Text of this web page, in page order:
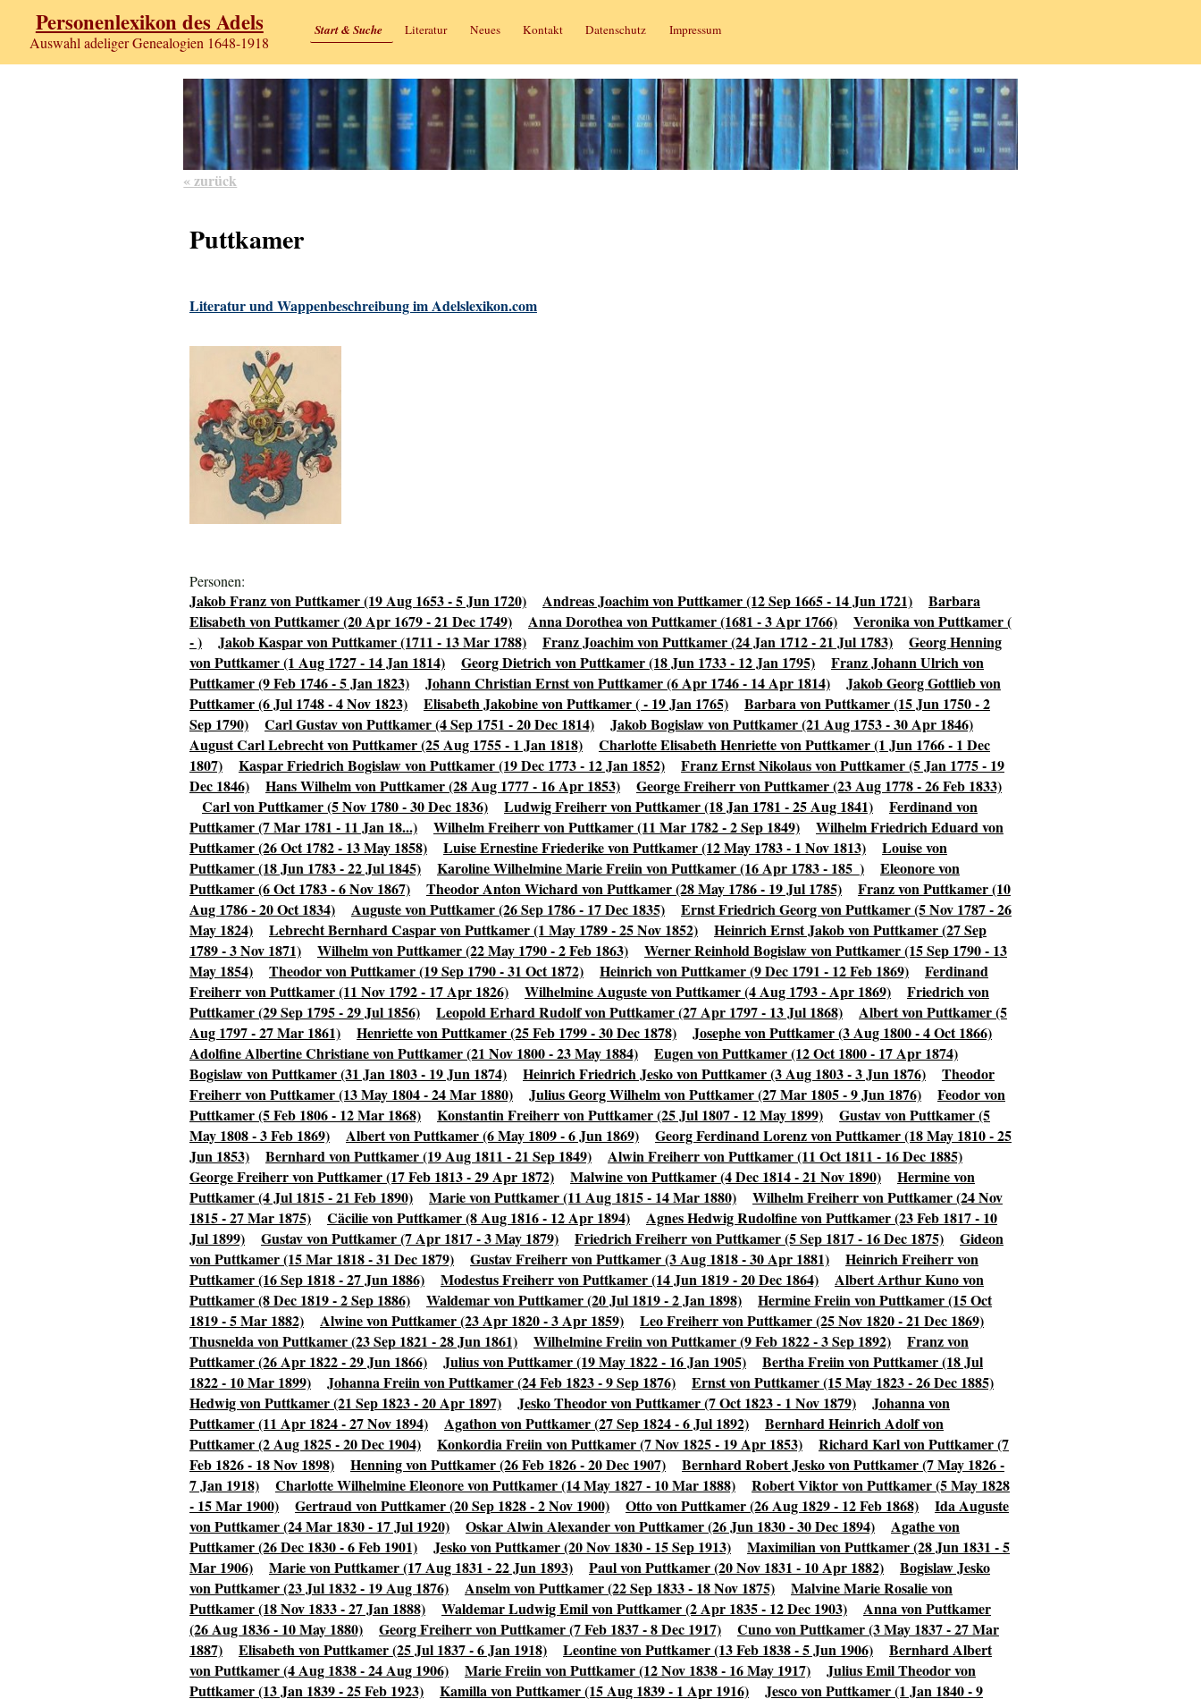
Personenlexikon des Adels
Auswahl adeliger Genealogien 1648-1918
Start & Suche Literatur Neues Kontakt Datenschutz Impressum
« zurück
Puttkamer
Literatur und Wappenbeschreibung im Adelslexikon.com
Personen:
Jakob Franz von Puttkamer (19 Aug 1653 - 5 Jun 1720) Andreas Joachim von Puttkamer (12 Sep 1665 - 14 Jun 1721)
Barbara
Elisabeth von Puttkamer (20 Apr 1679 - 21 Dec 1749)
Anna Dorothea von Puttkamer (1681 - 3 Apr 1766)
Veronika von Puttkamer (
- )
Jakob Kaspar von Puttkamer (1711 - 13 Mar 1788) Franz Joachim von Puttkamer (24 Jan 1712 - 21 Jul 1783)
Georg Henning
von Puttkamer (1 Aug 1727 - 14 Jan 1814)
Georg Dietrich von Puttkamer (18 Jun 1733 - 12 Jan 1795)
Franz Johann Ulrich von
Puttkamer (9 Feb 1746 - 5 Jan 1823)
Johann Christian Ernst von Puttkamer (6 Apr 1746 - 14 Apr 1814)
Jakob Georg Gottlieb von
Puttkamer (6 Jul 1748 - 4 Nov 1823)
Elisabeth Jakobine von Puttkamer ( - 19 Jan 1765)
Barbara von Puttkamer (15 Jun 1750 - 2
Sep 1790)
Carl Gustav von Puttkamer (4 Sep 1751 - 20 Dec 1814)
Jakob Bogislaw von Puttkamer (21 Aug 1753 - 30 Apr 1846)
August Carl Lebrecht von Puttkamer (25 Aug 1755 - 1 Jan 1818)
Charlotte Elisabeth Henriette von Puttkamer (1 Jun 1766 - 1 Dec
1807)
Kaspar Friedrich Bogislaw von Puttkamer (19 Dec 1773 - 12 Jan 1852)
Franz Ernst Nikolaus von Puttkamer (5 Jan 1775 - 19
Dec 1846)
Hans Wilhelm von Puttkamer (28 Aug 1777 - 16 Apr 1853)
George Freiherr von Puttkamer (23 Aug 1778 - 26 Feb 1833)
Carl von Puttkamer (5 Nov 1780 - 30 Dec 1836)
Ludwig Freiherr von Puttkamer (18 Jan 1781 - 25 Aug 1841)
Ferdinand von
Puttkamer (7 Mar 1781 - 11 Jan 18...)
Wilhelm Freiherr von Puttkamer (11 Mar 1782 - 2 Sep 1849)
Wilhelm Friedrich Eduard von
Puttkamer (26 Oct 1782 - 13 May 1858)
Luise Ernestine Friederike von Puttkamer (12 May 1783 - 1 Nov 1813)
Louise von
Puttkamer (18 Jun 1783 - 22 Jul 1845)
Karoline Wilhelmine Marie Freiin von Puttkamer (16 Apr 1783 - 185_)
Eleonore von
Puttkamer (6 Oct 1783 - 6 Nov 1867)
Theodor Anton Wichard von Puttkamer (28 May 1786 - 19 Jul 1785)
Franz von Puttkamer (10
Aug 1786 - 20 Oct 1834)
Auguste von Puttkamer (26 Sep 1786 - 17 Dec 1835)
Ernst Friedrich Georg von Puttkamer (5 Nov 1787 - 26
May 1824)
Lebrecht Bernhard Caspar von Puttkamer (1 May 1789 - 25 Nov 1852)
Heinrich Ernst Jakob von Puttkamer (27 Sep
1789 - 3 Nov 1871)
Wilhelm von Puttkamer (22 May 1790 - 2 Feb 1863)
Werner Reinhold Bogislaw von Puttkamer (15 Sep 1790 - 13
May 1854)
Theodor von Puttkamer (19 Sep 1790 - 31 Oct 1872) Heinrich von Puttkamer (9 Dec 1791 - 12 Feb 1869)
Ferdinand
Freiherr von Puttkamer (11 Nov 1792 - 17 Apr 1826)
Wilhelmine Auguste von Puttkamer (4 Aug 1793 - Apr 1869)
Friedrich von
Puttkamer (29 Sep 1795 - 29 Jul 1856)
Leopold Erhard Rudolf von Puttkamer (27 Apr 1797 - 13 Jul 1868)
Albert von Puttkamer (5
Aug 1797 - 27 Mar 1861)
Henriette von Puttkamer (25 Feb 1799 - 30 Dec 1878)
Josephe von Puttkamer (3 Aug 1800 - 4 Oct 1866)
Adolfine Albertine Christiane von Puttkamer (21 Nov 1800 - 23 May 1884)
Eugen von Puttkamer (12 Oct 1800 - 17 Apr 1874)
Bogislaw von Puttkamer (31 Jan 1803 - 19 Jun 1874)
Heinrich Friedrich Jesko von Puttkamer (3 Aug 1803 - 3 Jun 1876)
Theodor
Freiherr von Puttkamer (13 May 1804 - 24 Mar 1880)
Julius Georg Wilhelm von Puttkamer (27 Mar 1805 - 9 Jun 1876)
Feodor von
Puttkamer (5 Feb 1806 - 12 Mar 1868)
Konstantin Freiherr von Puttkamer (25 Jul 1807 - 12 May 1899)
Gustav von Puttkamer (5
May 1808 - 3 Feb 1869)
Albert von Puttkamer (6 May 1809 - 6 Jun 1869)
Georg Ferdinand Lorenz von Puttkamer (18 May 1810 - 25
Jun 1853)
Bernhard von Puttkamer (19 Aug 1811 - 21 Sep 1849)
Alwin Freiherr von Puttkamer (11 Oct 1811 - 16 Dec 1885)
George Freiherr von Puttkamer (17 Feb 1813 - 29 Apr 1872)
Malwine von Puttkamer (4 Dec 1814 - 21 Nov 1890)
Hermine von
Puttkamer (4 Jul 1815 - 21 Feb 1890)
Marie von Puttkamer (11 Aug 1815 - 14 Mar 1880)
Wilhelm Freiherr von Puttkamer (24 Nov
1815 - 27 Mar 1875)
Cäcilie von Puttkamer (8 Aug 1816 - 12 Apr 1894)
Agnes Hedwig Rudolfine von Puttkamer (23 Feb 1817 - 10
Jul 1899)
Gustav von Puttkamer (7 Apr 1817 - 3 May 1879) Friedrich Freiherr von Puttkamer (5 Sep 1817 - 16 Dec 1875)
Gideon
von Puttkamer (15 Mar 1818 - 31 Dec 1879)
Gustav Freiherr von Puttkamer (3 Aug 1818 - 30 Apr 1881)
Heinrich Freiherr von
Puttkamer (16 Sep 1818 - 27 Jun 1886)
Modestus Freiherr von Puttkamer (14 Jun 1819 - 20 Dec 1864)
Albert Arthur Kuno von
Puttkamer (8 Dec 1819 - 2 Sep 1886)
Waldemar von Puttkamer (20 Jul 1819 - 2 Jan 1898)
Hermine Freiin von Puttkamer (15 Oct
1819 - 5 Mar 1882)
Alwine von Puttkamer (23 Apr 1820 - 3 Apr 1859)
Leo Freiherr von Puttkamer (25 Nov 1820 - 21 Dec 1869)
Thusnelda von Puttkamer (23 Sep 1821 - 28 Jun 1861)
Wilhelmine Freiin von Puttkamer (9 Feb 1822 - 3 Sep 1892)
Franz von
Puttkamer (26 Apr 1822 - 29 Jun 1866)
Julius von Puttkamer (19 May 1822 - 16 Jan 1905)
Bertha Freiin von Puttkamer (18 Jul
1822 - 10 Mar 1899)
Johanna Freiin von Puttkamer (24 Feb 1823 - 9 Sep 1876)
Ernst von Puttkamer (15 May 1823 - 26 Dec 1885)
Hedwig von Puttkamer (21 Sep 1823 - 20 Apr 1897)
Jesko Theodor von Puttkamer (7 Oct 1823 - 1 Nov 1879)
Johanna von
Puttkamer (11 Apr 1824 - 27 Nov 1894)
Agathon von Puttkamer (27 Sep 1824 - 6 Jul 1892)
Bernhard Heinrich Adolf von
Puttkamer (2 Aug 1825 - 20 Dec 1904)
Konkordia Freiin von Puttkamer (7 Nov 1825 - 19 Apr 1853)
Richard Karl von Puttkamer (7
Feb 1826 - 18 Nov 1898)
Henning von Puttkamer (26 Feb 1826 - 20 Dec 1907)
Bernhard Robert Jesko von Puttkamer (7 May 1826 -
7 Jan 1918)
Charlotte Wilhelmine Eleonore von Puttkamer (14 May 1827 - 10 Mar 1888)
Robert Viktor von Puttkamer (5 May 1828
- 15 Mar 1900)
Gertraud von Puttkamer (20 Sep 1828 - 2 Nov 1900) Otto von Puttkamer (26 Aug 1829 - 12 Feb 1868)
Ida Auguste
von Puttkamer (24 Mar 1830 - 17 Jul 1920)
Oskar Alwin Alexander von Puttkamer (26 Jun 1830 - 30 Dec 1894)
Agathe von
Puttkamer (26 Dec 1830 - 6 Feb 1901)
Jesko von Puttkamer (20 Nov 1830 - 15 Sep 1913)
Maximilian von Puttkamer (28 Jun 1831 - 5
Mar 1906)
Marie von Puttkamer (17 Aug 1831 - 22 Jun 1893) Paul von Puttkamer (20 Nov 1831 - 10 Apr 1882)
Bogislaw Jesko
von Puttkamer (23 Jul 1832 - 19 Aug 1876)
Anselm von Puttkamer (22 Sep 1833 - 18 Nov 1875)
Malvine Marie Rosalie von
Puttkamer (18 Nov 1833 - 27 Jan 1888)
Waldemar Ludwig Emil von Puttkamer (2 Apr 1835 - 12 Dec 1903)
Anna von Puttkamer
(26 Aug 1836 - 10 May 1880)
Georg Freiherr von Puttkamer (7 Feb 1837 - 8 Dec 1917)
Cuno von Puttkamer (3 May 1837 - 27 Mar
1887)
Elisabeth von Puttkamer (25 Jul 1837 - 6 Jan 1918) Leontine von Puttkamer (13 Feb 1838 - 5 Jun 1906)
Bernhard Albert
von Puttkamer (4 Aug 1838 - 24 Aug 1906)
Marie Freiin von Puttkamer (12 Nov 1838 - 16 May 1917)
Julius Emil Theodor von
Puttkamer (13 Jan 1839 - 25 Feb 1923)
Kamilla von Puttkamer (15 Aug 1839 - 1 Apr 1916)
Jesco von Puttkamer (1 Jan 1840 - 9